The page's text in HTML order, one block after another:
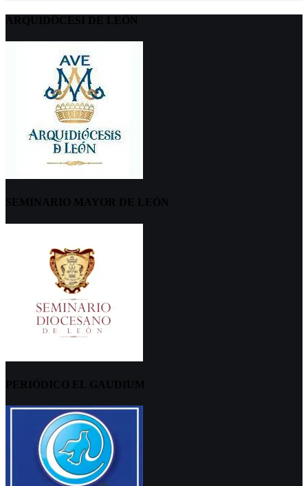
ARQUIDÖCESI DE LEÓN
SEMINARIO MAYOR DE LEÓN
PERIÓDICO EL GAUDIUM